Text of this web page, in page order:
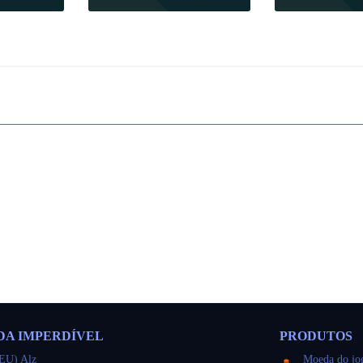
IMPERDÍVEL
Alz
PRODUTOS
Moeda do